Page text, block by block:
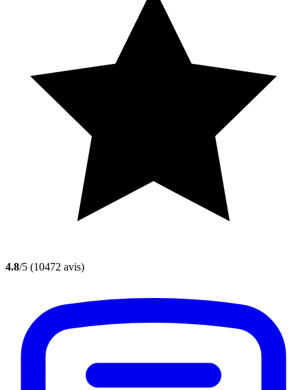
4.8/5 (10472 avis)